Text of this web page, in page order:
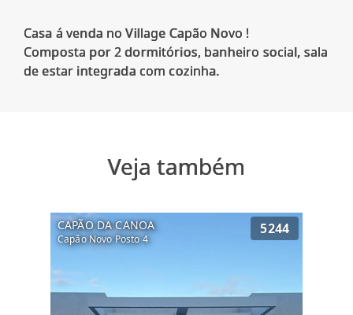
Casa á venda no Village Capão Novo !
Composta por 2 dormitórios, banheiro social, sala
Veja também
CAPÃO DA CANOA
Capão Novo Posto 4
5244